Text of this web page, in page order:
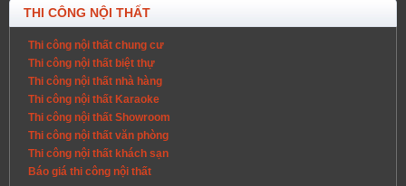
THI CÔNG NỘI THẤT
Thi công nội thất chung cư
Thi công nội thất biệt thự
Thi công nội thất nhà hàng
Thi công nội thất Karaoke
Thi công nội thất Showroom
Thi công nội thất văn phòng
Thi công nội thất khách sạn
Báo giá thi công nội thất